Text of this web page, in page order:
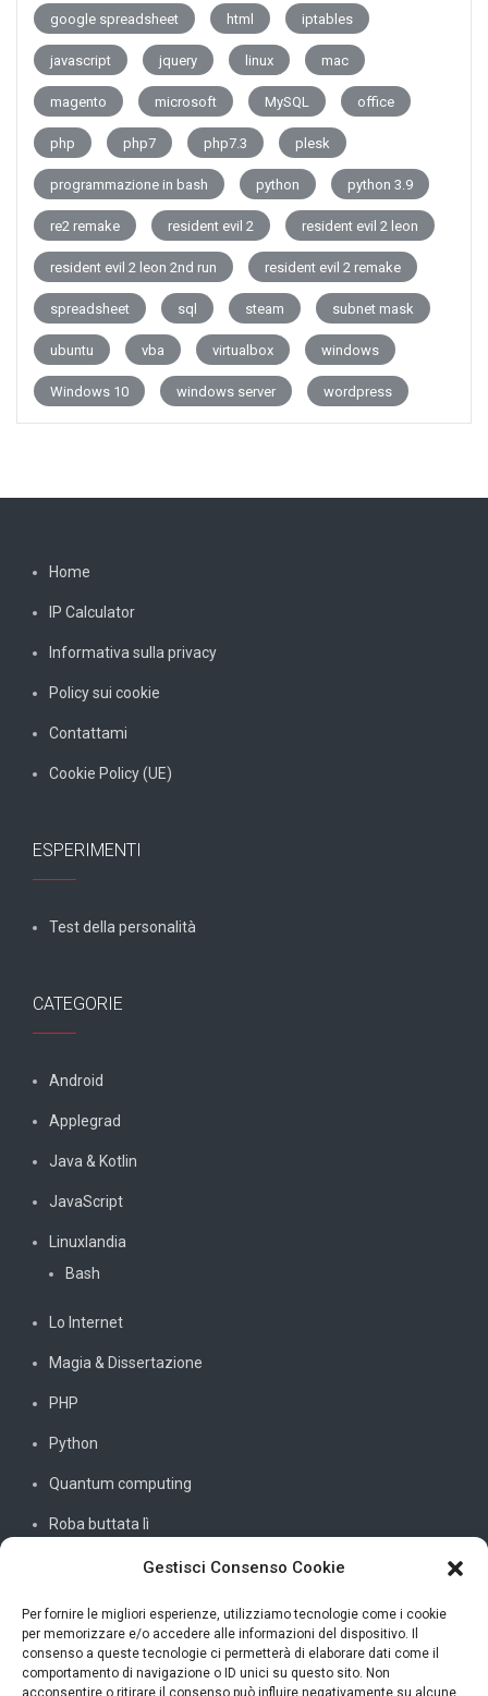
Gestisci Consenso Cookie
Per fornire le migliori esperienze, utilizziamo tecnologie come i cookie
per memorizzare e/o accedere alle informazioni del dispositivo. Il
consenso a queste tecnologie ci permetterà di elaborare dati come il
comportamento di navigazione o ID unici su questo sito. Non
acconsentire o ritirare il consenso può influire negativamente su alcune
google spreadsheet html iptables
javascript jquery linux mac
magento microsoft MySQL office
php php7 php7.3 plesk
programmazione in bash python python 3.9
re2 remake resident evil 2 resident evil 2 leon
resident evil 2 leon 2nd run resident evil 2 remake
spreadsheet sql steam subnet mask
ubuntu vba virtualbox windows
Windows 10 windows server wordpress
Home
IP Calculator
Informativa sulla privacy
Policy sui cookie
Contattami
Cookie Policy (UE)
ESPERIMENTI
Test della personalità
CATEGORIE
Android
Applegrad
Java & Kotlin
JavaScript
Linuxlandia
Bash
Lo Internet
Magia & Dissertazione
PHP
Python
Quantum computing
Roba buttata lì
Windowssiamo
C#